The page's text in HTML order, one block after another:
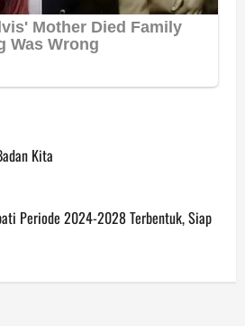
Kita
Periode 2024-2028 Terbentuk, Siap